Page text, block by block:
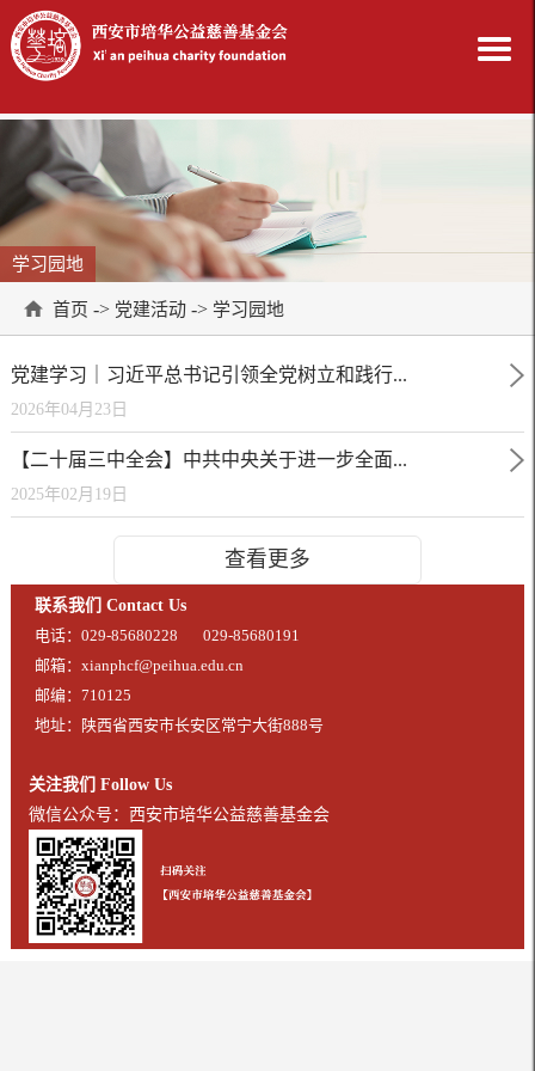
学习园地
首页 -> 党建活动 -> 学习园地
党建学习｜习近平总书记引领全党树立和践行...
2026年04月23日
【二十届三中全会】中共中央关于进一步全面...
2025年02月19日
查看更多
联系我们 Contact Us
电话：029-85680228
029-85680191
邮箱：xianphcf@peihua.edu.cn
邮编：710125
地址：陕西省西安市长安区常宁大街888号
关注我们 Follow Us
微信公众号：西安市培华公益慈善基金会